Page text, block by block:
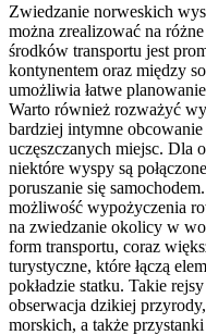
Zwiedzanie norweskich
można zrealizować na
środków transportu jest
kontynentem oraz między
umożliwia łatwe
Warto również rozważyć
bardziej intymne
uczęszczanych miejsc. Dla
niektóre wyspy są
poruszanie się
możliwość wypożyczenia
na zwiedzanie okolicy w
form transportu, coraz
turystyczne, które łączą
pokładzie statku. Takie
obserwacja dzikiej
morskich, a także